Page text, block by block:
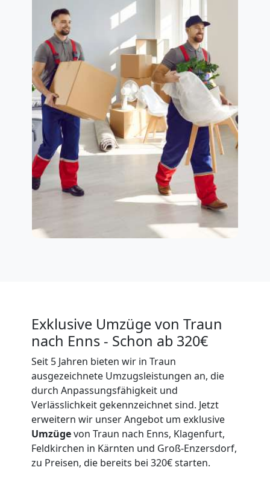
Exklusive Umzüge von Traun
nach Enns - Schon ab 320€
Seit 5 Jahren bieten wir in Traun
ausgezeichnete Umzugsleistungen an, die
durch Anpassungsfähigkeit und
Verlässlichkeit gekennzeichnet sind. Jetzt
erweitern wir unser Angebot um exklusive
Umzügevon Traun nach Enns, Klagenfurt,
Feldkirchen in Kärnten und Groß-Enzersdorf,
zu Preisen, die bereits bei 320€ starten.